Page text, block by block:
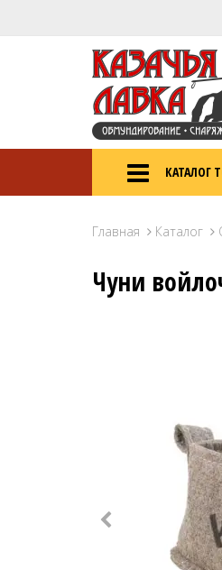
КАТАЛОГ
Главная Каталог
Чуни